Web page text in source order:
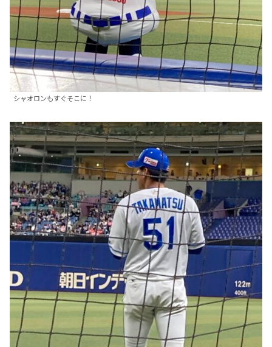
シャオロンもすぐそこに！